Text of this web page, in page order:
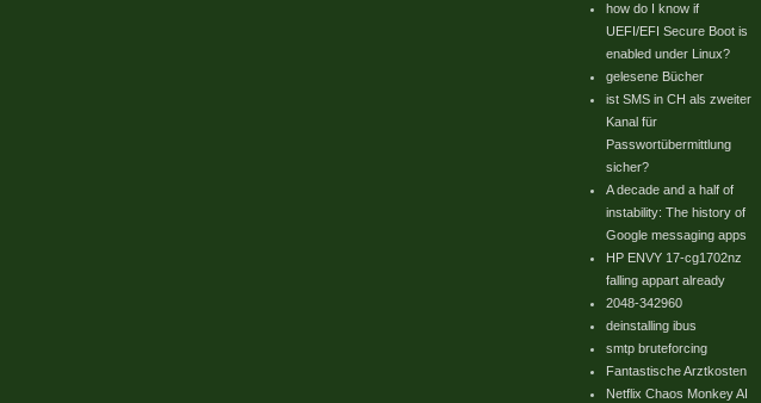
how do I know if
UEFI/EFI Secure Boot is
enabled under Linux?
gelesene Bücher
ist SMS in CH als zweiter
Kanal für
Passwortübermittlung
sicher?
A decade and a half of
instability: The history of
Google messaging apps
HP ENVY 17-cg1702nz
falling appart already
2048-342960
deinstalling ibus
smtp bruteforcing
Fantastische Arztkosten
Netflix Chaos Monkey AI